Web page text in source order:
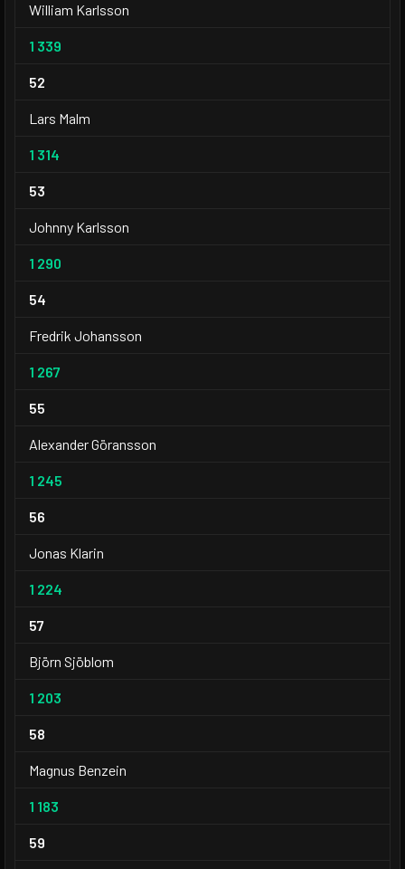
William Karlsson
1 339
52
Lars Malm
1 314
53
Johnny Karlsson
1 290
54
Fredrik Johansson
1 267
55
Alexander Göransson
1 245
56
Jonas Klarin
1 224
57
Björn Sjöblom
1 203
58
Magnus Benzein
1 183
59